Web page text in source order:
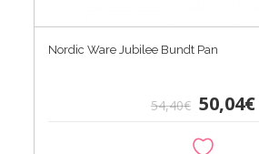
Nordic Ware Jubilee Bundt Pan
54,40€ 50,04€